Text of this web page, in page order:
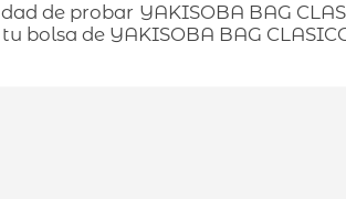
de probar YAKISOBA BAG
bolsa de YAKISOBA BAG